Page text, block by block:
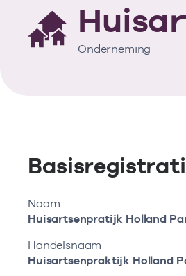
Onderneming
Naam
Huisartsenpratijk Holland
Handelsnaam
Huisartsenpraktijk Holland